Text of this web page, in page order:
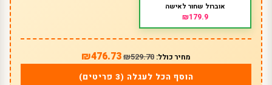
אוברול שחור לאישה
₪179.9
מחיר כולל: ₪529.70
₪476.73
הוסף הכל לעגלה (3 פריטים)